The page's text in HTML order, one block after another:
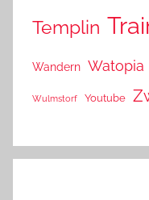
Templin
Wandern Watopia
Wulmstorf Youtube